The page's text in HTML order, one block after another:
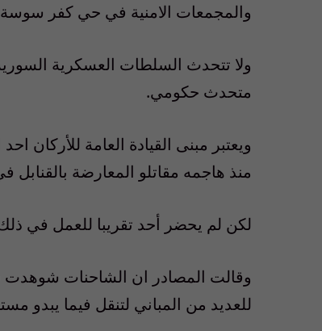
والمجمعات الامنية في حي كفر سوسة
ولا تتحدث السلطات العسكرية
متحدث حكومي.
ويعتبر مبنى القيادة العامة للأركان
منذ هاجمه مقاتلو المعارضة بالقنابل في
لكن لم يحضر أحد تقريبا للعمل في ذلك
وقالت المصادر ان الشاحنات شوهدت
للعديد من المباني لتنقل فيما يبدو